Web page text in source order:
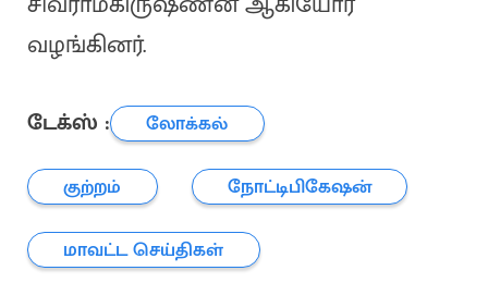
வழங்கினர்.
டேக்ஸ் :
லோக்கல்
குற்றம்
நோட்டிபிகேஷன்
மாவட்ட செய்திகள்